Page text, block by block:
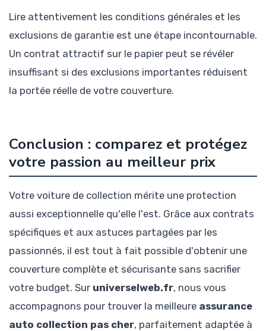
Lire attentivement les conditions générales et les
exclusions de garantie est une étape incontournable.
Un contrat attractif sur le papier peut se révéler
insuffisant si des exclusions importantes réduisent
la portée réelle de votre couverture.
Conclusion : comparez et protégez
votre passion au meilleur prix
Votre voiture de collection mérite une protection
aussi exceptionnelle qu'elle l'est. Grâce aux contrats
spécifiques et aux astuces partagées par les
passionnés, il est tout à fait possible d'obtenir une
couverture complète et sécurisante sans sacrifier
votre budget. Sur universelweb.fr, nous vous
accompagnons pour trouver la meilleure assurance
auto collection pas cher, parfaitement adaptée à